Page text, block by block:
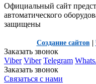
Официальный сайт
автоматического
защищены
Создание сайтов
Заказать звонок
Viber Viber Telegram
Заказать звонок
Связаться с нами